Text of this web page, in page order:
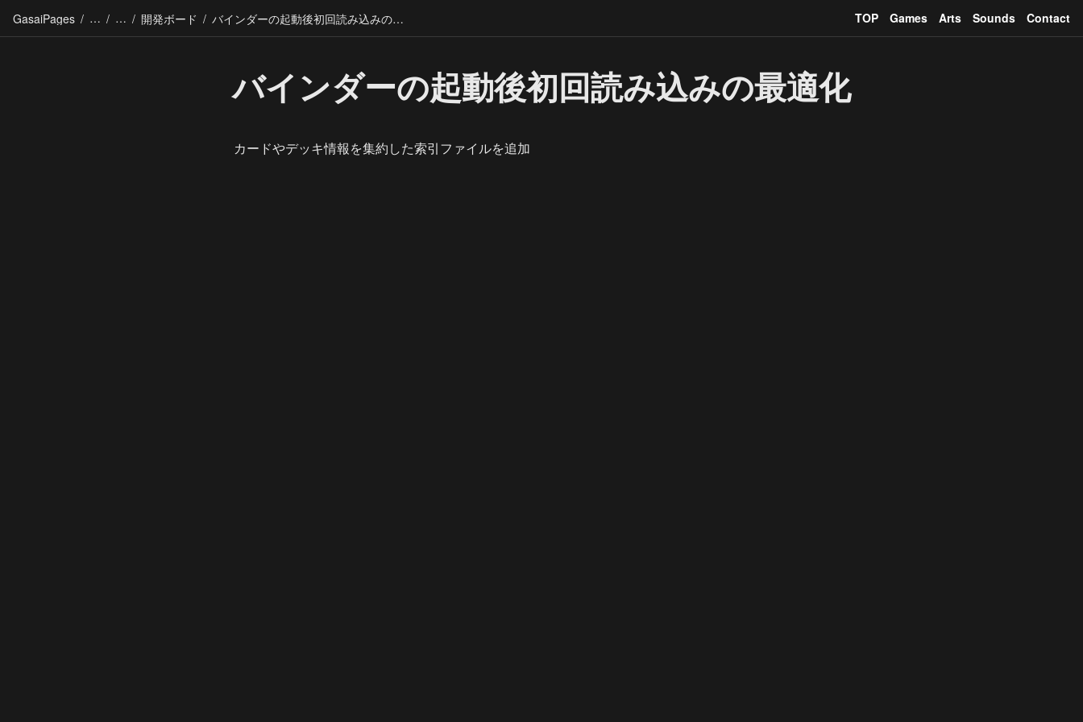
GasaiPages / / / 開発ボード / バインダーの起動後初回読み込みの最適化 TOP Games Arts Sounds Contact
バインダーの起動後初回読み込みの最適化
カードやデッキ情報を集約した索引ファイルを追加